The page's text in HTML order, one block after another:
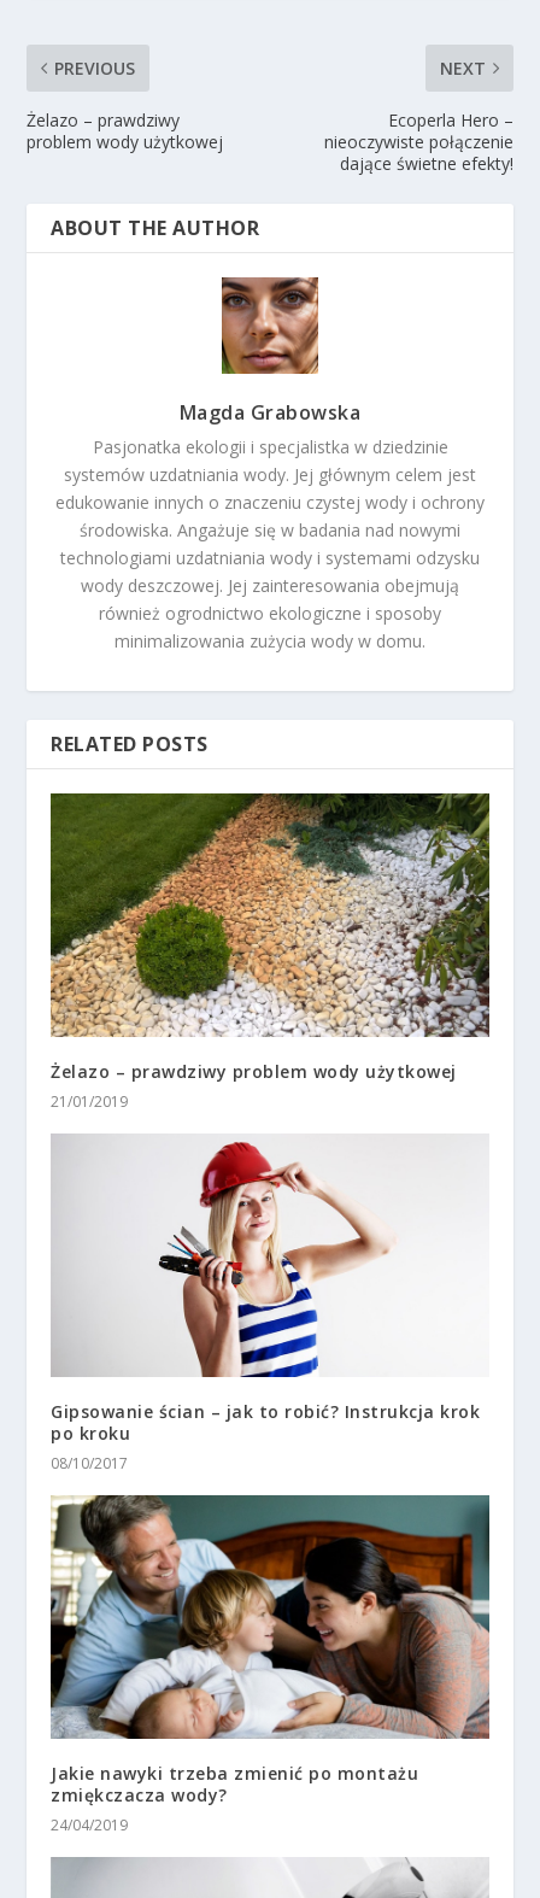
PREVIOUS
Żelazo – prawdziwy
problem wody użytkowej
NEXT
Ecoperla Hero –
nieoczywiste połączenie
dające świetne efekty!
ABOUT THE AUTHOR
Magda Grabowska
Pasjonatka ekologii i specjalistka w dziedzinie
systemów uzdatniania wody. Jej głównym celem jest
edukowanie innych o znaczeniu czystej wody i ochrony
środowiska. Angażuje się w badania nad nowymi
technologiami uzdatniania wody i systemami odzysku
wody deszczowej. Jej zainteresowania obejmują
również ogrodnictwo ekologiczne i sposoby
minimalizowania zużycia wody w domu.
RELATED POSTS
Żelazo – prawdziwy problem wody użytkowej
21/01/2019
Gipsowanie ścian – jak to robić? Instrukcja krok
po kroku
08/10/2017
Jakie nawyki trzeba zmienić po montażu
zmiękczacza wody?
24/04/2019